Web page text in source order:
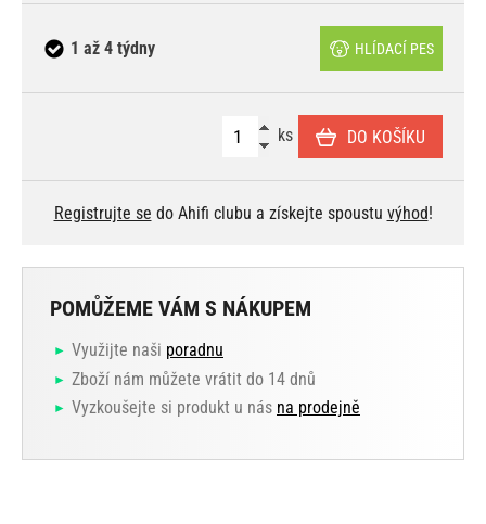
1 až 4 týdny HLÍDACÍ PES
ks DO KOŠÍKU
Registrujte se do Ahifi clubu a získejte spoustu výhod!
POMŮŽEME VÁM S NÁKUPEM
Využijte naši poradnu
Zboží nám můžete vrátit do 14 dnů
Vyzkoušejte si produkt u nás na prodejně